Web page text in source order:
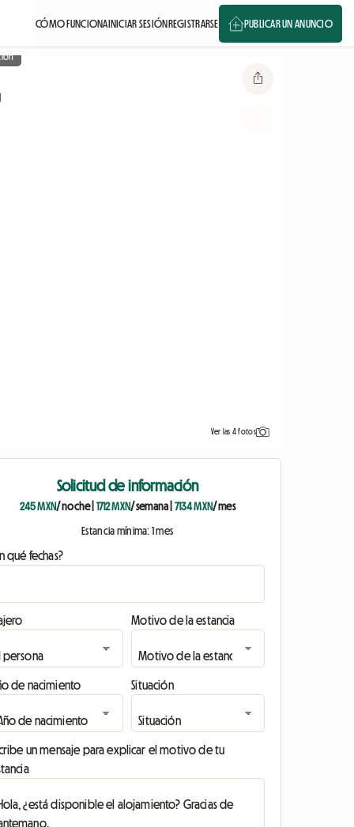
CÓMO FUNCIONAINICIAR SESIÓNREGISTRARSE PUBLICAR UN ANUNCIO
Ver las 4 fotos
Solicitud de información
245 MXN/ noche| 1712 MXN/ semana 7134 MXN/ mes
Estancia mínima: 1 mes
qué fechas?
Motivo de la estancia
de nacimiento Situación
un mensaje para explicar el motivo de tu